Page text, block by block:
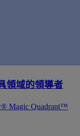
領域的領導者
Magic Quadrant™